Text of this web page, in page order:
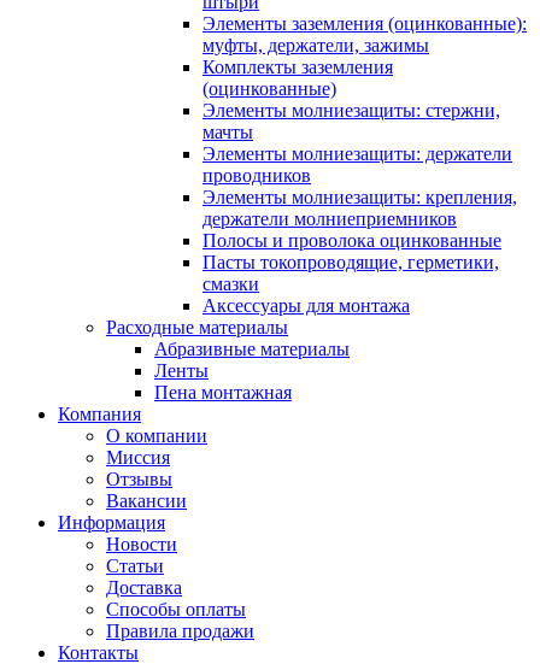
Элементы заземления (оцинкованные):
муфты, держатели, зажимы
Комплекты заземления
(оцинкованные)
Элементы молниезащиты: стержни,
мачты
Элементы молниезащиты: держатели
проводников
Элементы молниезащиты: крепления,
держатели молниеприемников
Полосы и проволока оцинкованные
Пасты токопроводящие, герметики,
смазки
Аксессуары для монтажа
Расходные материалы
Абразивные материалы
Ленты
Пена монтажная
Компания
О компании
Миссия
Отзывы
Вакансии
Информация
Новости
Статьи
Доставка
Способы оплаты
Правила продажи
Контакты